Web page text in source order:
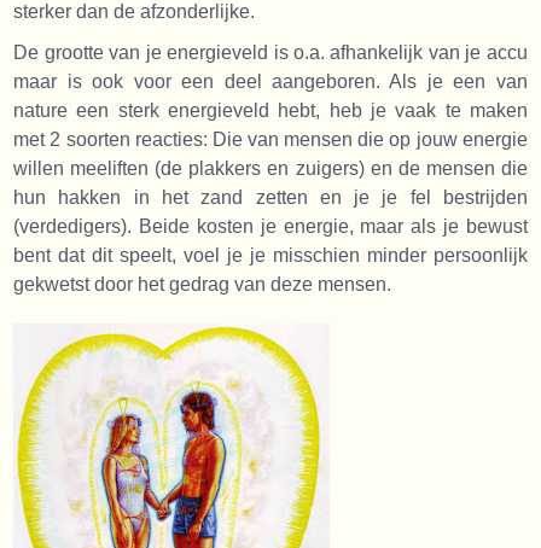
sterker dan de afzonderlijke.
De grootte van je energieveld is o.a. afhankelijk van je accu
maar is ook voor een deel aangeboren. Als je een van
nature een sterk energieveld hebt, heb je vaak te maken
met 2 soorten reacties: Die van mensen die op jouw energie
willen meeliften (de plakkers en zuigers) en de mensen die
hun hakken in het zand zetten en je je fel bestrijden
(verdedigers). Beide kosten je energie, maar als je bewust
bent dat dit speelt, voel je je misschien minder persoonlijk
gekwetst door het gedrag van deze mensen.